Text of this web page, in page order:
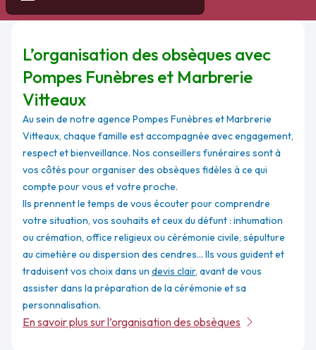
L’organisation des obsèques avec
Pompes Funèbres et Marbrerie
Vitteaux
Au sein de notre agence Pompes Funèbres et Marbrerie
Vitteaux, chaque famille est accompagnée avec engagement,
respect et bienveillance. Nos conseillers funéraires sont à
vos côtés pour organiser des obsèques fidèles à ce qui
compte pour vous et votre proche.
Ils prennent le temps de vous écouter pour comprendre
votre situation, vos souhaits et ceux du défunt : inhumation
ou crémation, office religieux ou cérémonie civile, sépulture
au cimetière ou dispersion des cendres... Ils vous guident et
traduisent vos choix dans un devis clair, avant de vous
assister dans la préparation de la cérémonie et sa
personnalisation.
En savoir plus sur l’organisation des obsèques